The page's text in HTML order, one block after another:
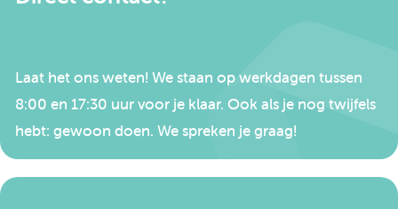
Laat het ons weten! We staan op werkdagen tussen
8:00 en 17:30 uur voor je klaar. Ook als je nog twijfels
hebt: gewoon doen. We spreken je graag!